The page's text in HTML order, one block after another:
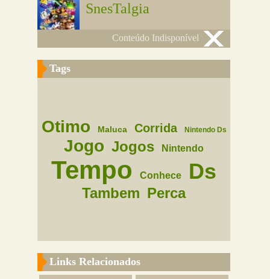
SnesTalgia
Conteúdo Indisponível
Tags
Otimo Maluca Corrida Nintendo Ds
Jogo Jogos Nintendo
Tempo Conhece Ds
Tambem Perca
Links Relacionados